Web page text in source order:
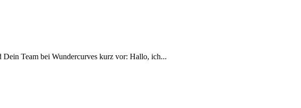
Team bei Wundercurves kurz vor: Hallo, ich...